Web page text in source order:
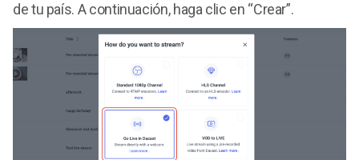
de tu país. A continuación, haga clic en “Crear”.